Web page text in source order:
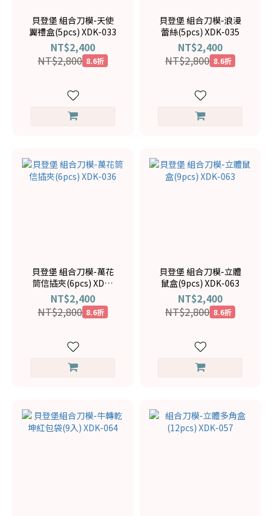
貝登堡 組合刀模-天使
翼禮盒(5pcs) XDK-033
NT$2,400
NT$2,800 8.6折
貝登堡 組合刀模-浪漫
蕾絲(5pcs) XDK-035
NT$2,400
NT$2,800 8.6折
貝登堡 組合刀模-萬花
筒信插夾(6pcs) XDK-
036
NT$2,400
NT$2,800 8.6折
貝登堡 組合刀模-立體
鼠盒(9pcs) XDK-063
NT$2,400
NT$2,800 8.6折